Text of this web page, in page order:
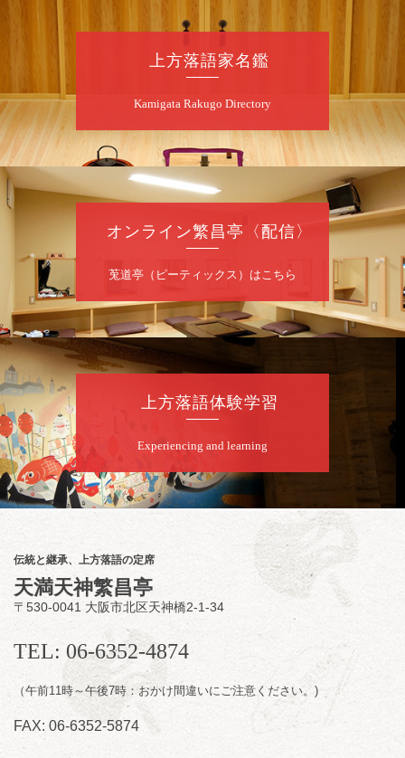
桂二豆／露の瑞／桂きん太郎／いわみせいじ
（似顔絵）／笑福亭笑利／桂文太～仲入～露
の眞／笑福亭仁福／幸助福助（漫才）／桂春
★菟道亭 配信あり
8月7日（金）
噺家が落語と芝居をしてみる会
桂米之助／桂団治郎／桂弥太郎／桂米舞／是
開演：午後6時30分（6時開場）全席指定
お問合せ：米朝事務所 06-6365-8281（平日
10時～18時）
★菟道亭配信あり
入はこちらをクリック
8月8日（土）
第2回 智之介・力造 二人会
笑福亭智之介「昭和任侠伝」「天王寺詣り」
／桂力造「桃太郎」「本膳」／桂二豆「開口
開演：午前10時（9時30分 開場
）
前売2,000円 当日 2,500円
お問合せ：智之介・力造 二人会事務局 090-
7762-6268
上方落語家名鑑
Kamigata Rakugo Directory
オンライン繁昌亭〈配信〉
莵道亭（ピーティックス）はこちら
上方落語体験学習
Experiencing and learning
伝統と継承、上方落語の定席
天満天神繁昌亭
〒530-0041 大阪市北区天神橋2-1-34
TEL: 06-6352-4874
（午前11時～午後7時：おかけ間違いにご注意ください。)
FAX: 06-6352-5874